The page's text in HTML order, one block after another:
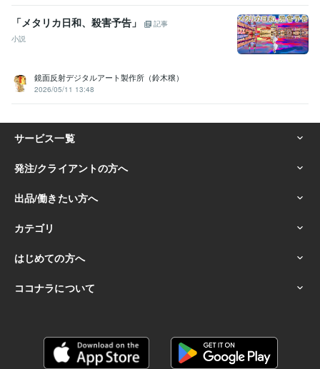
「メタリカ日和、殺害予告」
記事
小説
鏡面反射デジタルアート製作所（鈴木穣）
2026/05/11 13:48